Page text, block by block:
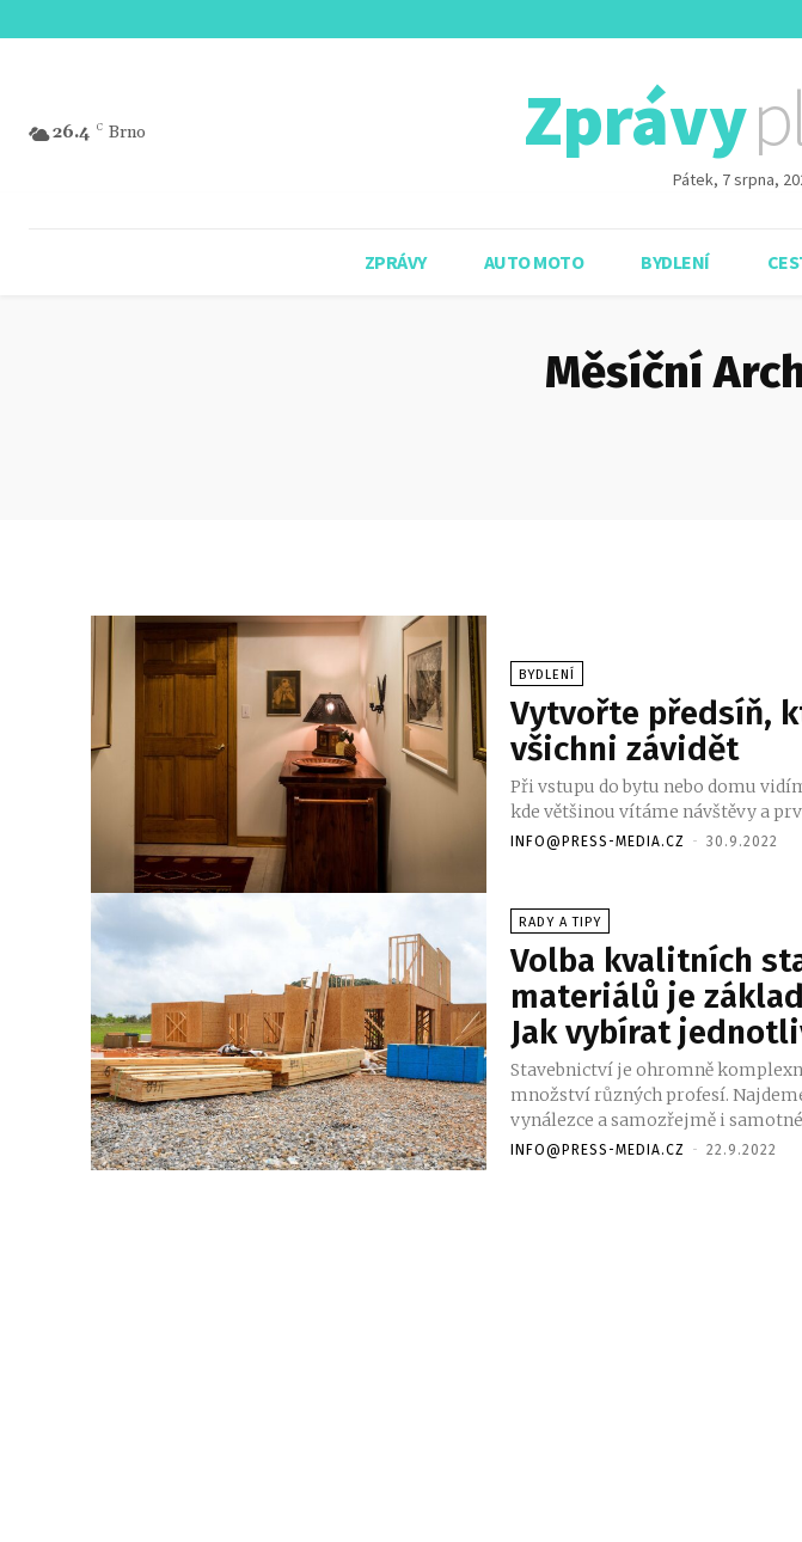
26.4 C Brno Zprávy
Pátek, 7 srpna,
ZPRÁVY AUTO MOTO BYDLENÍ
Měsíční
BYDLENÍ
Vytvořte předsíň,
všichni závidět
Při vstupu do bytu nebo domu
kde většinou vítáme návštěvy a
INFO@PRESS-MEDIA.CZ - 30.9.2022
RADY A TIPY
Volba kvalitních
materiálů je
Jak vybírat
Stavebnictví je ohromně
množství různých profesí.
vynálezce a samozřejmě i
INFO@PRESS-MEDIA.CZ - 22.9.2022